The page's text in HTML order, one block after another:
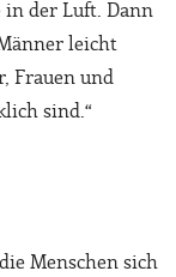
in der Luft. Dann
leicht
Frauen und
sind.“
Menschen sich